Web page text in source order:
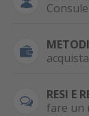
RESI E
fare un